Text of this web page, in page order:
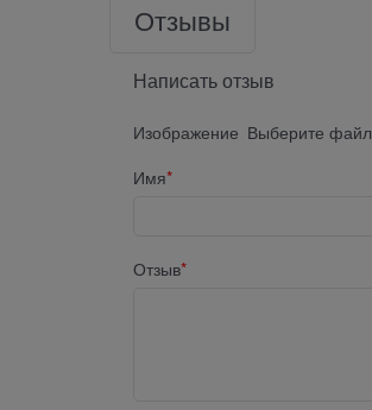
Отзывы
Написать отзыв
Изображение Выберите файл
Имя
Отзыв